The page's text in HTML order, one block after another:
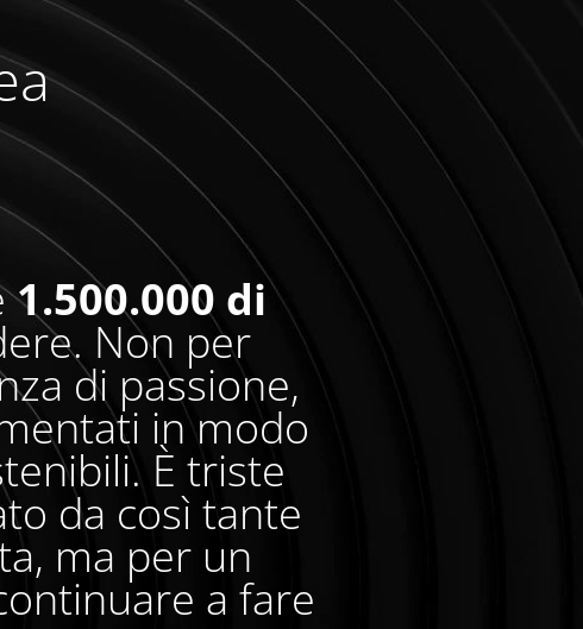
1.500.000 di
Non per
di passione,
in modo
È triste
da così tante
ma per un
a fare